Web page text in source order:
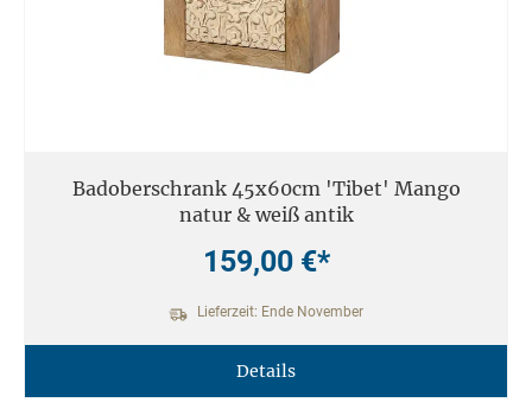
Badoberschrank 45x60cm 'Tibet' Mango
natur & weiß antik
159,00 €*
Lieferzeit: Ende November
Details